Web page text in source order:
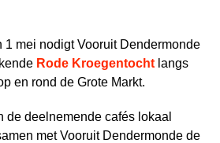
1 mei nodigt Vooruit Dendermonde
Rode Kroegentocht langs
en rond de Grote Markt.
de deelnemende cafés lokaal
met Vooruit Dendermonde de